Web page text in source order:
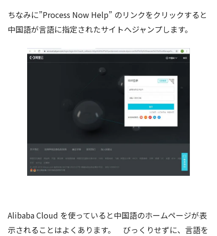
ちなみに”Process Now Help” のリンクをクリックすると
中国語が言語に指定されたサイトへジャンプします。
Alibaba Cloud を使っていると中国語のホームページが表
示されることはよくあります。 びっくりせずに、言語を